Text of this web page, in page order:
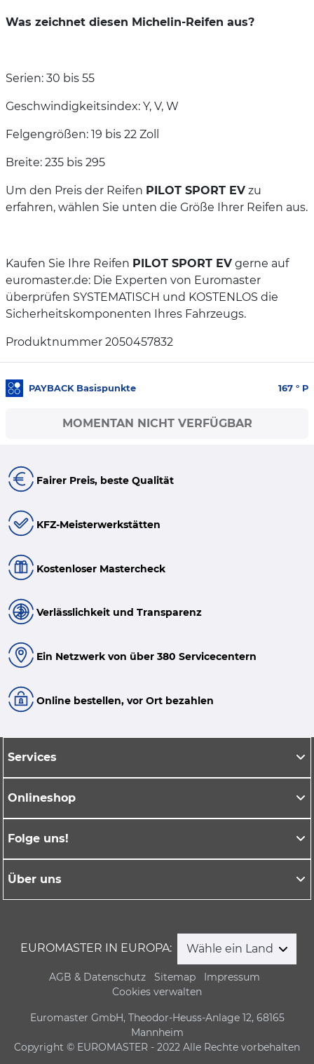
Was zeichnet diesen Michelin-Reifen aus?
Serien: 30 bis 55
Geschwindigkeitsindex: Y, V, W
Felgengrößen: 19 bis 22 Zoll
Breite: 235 bis 295
Um den Preis der Reifen PILOT SPORT EV zu
erfahren, wählen Sie unten die Größe Ihrer Reifen aus.
Kaufen Sie Ihre Reifen PILOT SPORT EV gerne auf
euromaster.de: Die Experten von Euromaster
überprüfen SYSTEMATISCH und KOSTENLOS die
Sicherheitskomponenten Ihres Fahrzeugs.
Produktnummer 2050457832
PAYBACK Basispunkte 167 ° P
MOMENTAN NICHT VERFÜGBAR
Fairer Preis, beste Qualität
KFZ-Meisterwerkstätten
Kostenloser Mastercheck
Verlässlichkeit und Transparenz
Ein Netzwerk von über 380 Servicecentern
Online bestellen, vor Ort bezahlen
Services
Onlineshop
Folge uns!
Über uns
EUROMASTER IN EUROPA: Wähle ein Land
AGB & Datenschutz Sitemap
Impressum
Cookies verwalten
Euromaster GmbH, Theodor-Heuss-Anlage 12, 68165
Mannheim
Copyright © EUROMASTER - 2022 Alle Rechte vorbehalten